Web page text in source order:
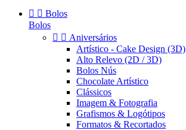
  Bolos
Bolos
  Aniversários
Artístico - Cake Design (3D)
Alto Relevo (2D / 3D)
Bolos Nús
Chocolate Artístico
Clássicos
Imagem & Fotografia
Grafismos & Logótipos
Formatos & Recortados